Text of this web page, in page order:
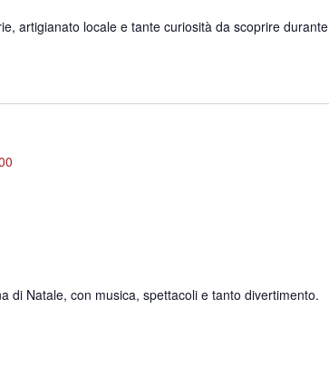
artigianato locale e tante curiosità da scoprire durante
di Natale, con musica, spettacoli e tanto divertimento.